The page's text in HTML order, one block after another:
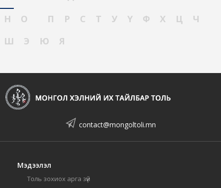
Н
О П Р С Т У Ү Ф Х Ц
Ч
Ш
Э Ю Я
contact@mongoltoli.mn
Мэдээлэл
Толь зохиох арга зүй